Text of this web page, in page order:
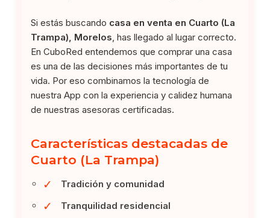
Si estás buscando casa en venta en Cuarto (La
Trampa), Morelos , has llegado al lugar correcto.
En CuboRed entendemos que comprar una casa
es una de las decisiones más importantes de tu
vida. Por eso combinamos la tecnología de
nuestra App con la experiencia y calidez humana
de nuestras asesoras certificadas.
Características destacadas de
Cuarto (La Trampa)
✓ Tradición y comunidad
✓ Tranquilidad residencial